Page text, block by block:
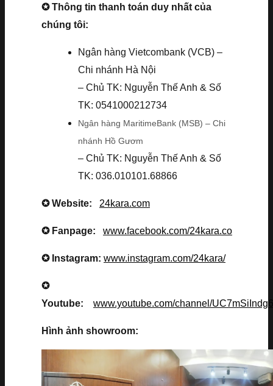
✪ Thông tin thanh toán duy nhất của
chúng tôi:
Ngân hàng Vietcombank (VCB) –
Chi nhánh Hà Nội
– Chủ TK: Nguyễn Thế Anh & Số
TK: 0541000212734
Ngân hàng MaritimeBank (MSB) – Chi
nhánh Hồ Gươm
– Chủ TK: Nguyễn Thế Anh & Số
TK: 036.010101.68866
✪ Website: 24kara.com
✪ Fanpage: www.facebook.com/24kara.co
✪ Instagram: www.instagram.com/24kara/
✪
Youtube: www.youtube.com/channel/
Hình ảnh showroom: